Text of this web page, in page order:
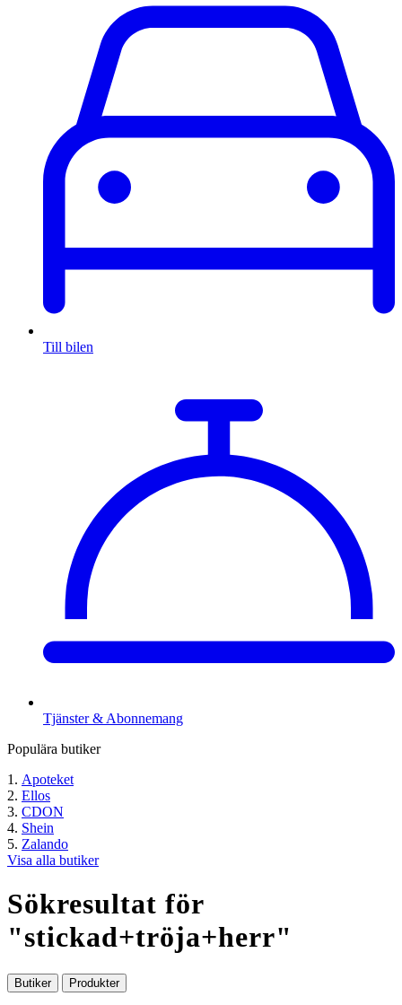
Till bilen
Tjänster & Abonnemang
Populära butiker
Apoteket
Ellos
CDON
Shein
Zalando
Visa alla butiker
Sökresultat för
"stickad+tröja+herr"
Butiker Produkter